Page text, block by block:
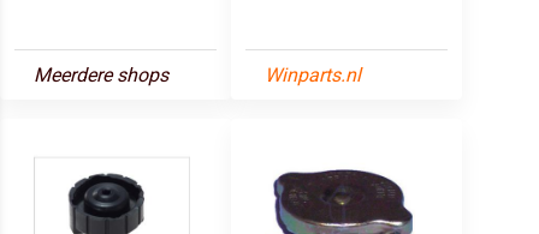
Meerdere shops Winparts.nl